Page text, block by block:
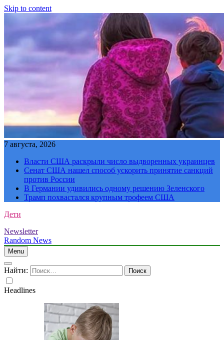
Skip to content
7 августа, 2026
Власти США раскрыли число выдворенных украинцев
Сенат США нашел способ ускорить принятие санкций
против России
В Германии удивились одному решению Зеленского
Трамп похвастался крупным трофеем США
Дети
Newsletter
Random News
Menu
Найти:
Headlines